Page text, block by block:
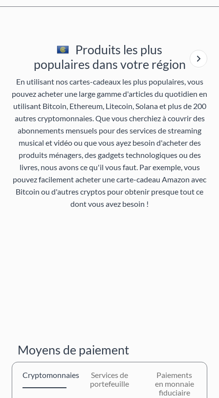
Produits les plus
populaires dans votre région
En utilisant nos cartes-cadeaux les plus populaires, vous
pouvez acheter une large gamme d'articles du quotidien en
utilisant Bitcoin, Ethereum, Litecoin, Solana et plus de 200
autres cryptomonnaies. Que vous cherchiez à couvrir des
abonnements mensuels pour des services de streaming
musical et vidéo ou que vous ayez besoin d'acheter des
produits ménagers, des gadgets technologiques ou des
livres, nous avons ce qu'il vous faut. Par exemple, vous
pouvez facilement acheter une carte-cadeau Amazon avec
Bitcoin ou d'autres cryptos pour obtenir presque tout ce
dont vous avez besoin !
Moyens de paiement
Cryptomonnaies
Services de
portefeuille
Paiements
en monnaie
fiduciaire